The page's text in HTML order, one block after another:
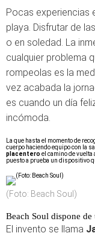
Pocas experiencias
playa. Disfrutar de
o en soledad. La
cualquier problema
rompeolas es la
vez acabada la
es cuando un día
incómoda.
La que hasta el momento de
cuerpo haciendo equipo con la
placentero el camino de vuelta
puesto a prueba un dispositivo
(Foto: Beach Soul)
Beach Soul dispone
El invento se llama